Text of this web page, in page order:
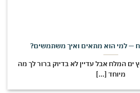
הוא מתאים ואיך משתמשים?
אבל עדיין לא בדיוק ברור לך מה
מיוחד [...]